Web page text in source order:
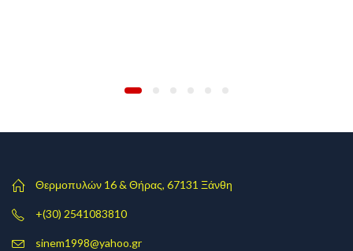
Θερμοπυλών 16 & Θήρας, 67131 Ξάνθη
+(30) 2541083810
sinem1998@yahoo.gr